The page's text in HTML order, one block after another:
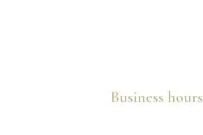
Business hours